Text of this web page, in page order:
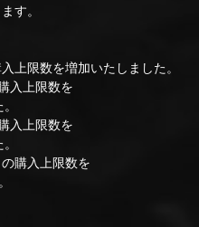
す。
上限数を増加いたしました。
入上限数を
入上限数を
購入上限数を